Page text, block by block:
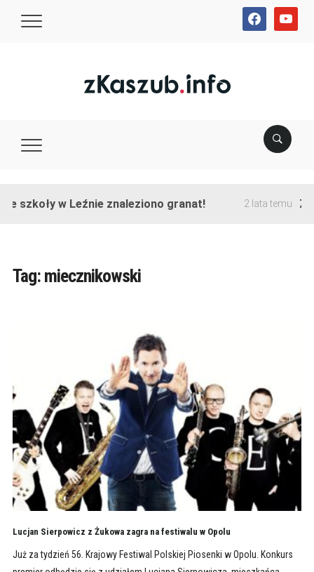
facebookyoutube
szkoły w Leźnie znaleziono granat! 2 lata temu
Tag: miecznikowski
Lucjan Sierpowicz z Żukowa zagra na festiwalu w Opolu
Już za tydzień 56. Krajowy Festiwal Polskiej Piosenki w Opolu. Konkurs